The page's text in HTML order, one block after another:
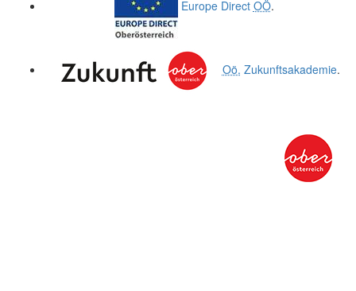
Europe Direct OÖ.
Oö. Zukunftsakademie.